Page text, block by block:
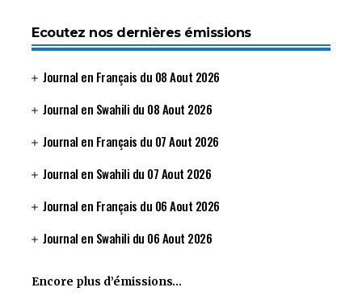
Ecoutez nos dernières émissions
Journal en Français du 08 Aout 2026
Journal en Swahili du 08 Aout 2026
Journal en Français du 07 Aout 2026
Journal en Swahili du 07 Aout 2026
Journal en Français du 06 Aout 2026
Journal en Swahili du 06 Aout 2026
Encore plus d’émissions…